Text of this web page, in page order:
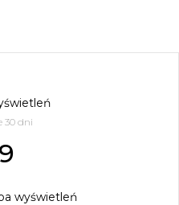
30 dni
wyświetleń